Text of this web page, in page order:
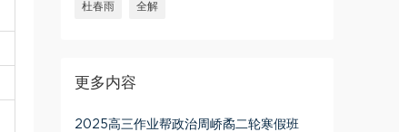
杜春雨 全解
更多内容
2025高三作业帮政治周峤矞二轮寒假班